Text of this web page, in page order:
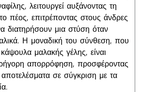
λειτουργεί αυξάνοντας τη
πέος, επιτρέποντας στους άνδρες
διατηρήσουν μια στύση όταν
Η μοναδική του σύνθεση, που
μαλακής γέλης, είναι
απορρόφηση, προσφέροντας
αποτελέσματα σε σύγκριση με τα